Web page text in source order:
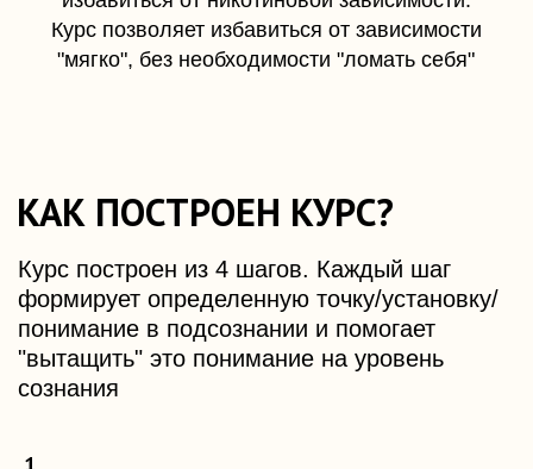
КАК ПОСТРОЕН КУРС?
Курс построен из 4 шагов. Каждый шаг